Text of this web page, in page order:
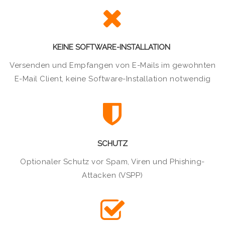
KEINE SOFTWARE-INSTALLATION
Versenden und Empfangen von E-Mails im gewohnten
E-Mail Client, keine Software-Installation notwendig
SCHUTZ
Optionaler Schutz vor Spam, Viren und Phishing-
Attacken (VSPP)